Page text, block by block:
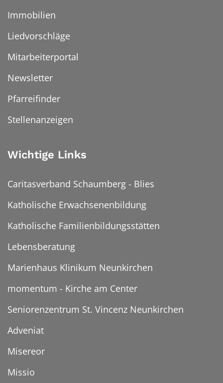
Immobilien
Liedvorschläge
Mitarbeiterportal
Newsletter
Pfarreifinder
Stellenanzeigen
Wichtige Links
Caritasverband Schaumberg - Blies
Katholische Erwachsenenbildung
Katholische Familienbildungsstätten
Lebensberatung
Marienhaus Klinikum Neunkirchen
momentum - Kirche am Center
Seniorenzentrum St. Vincenz Neunkirchen
Adveniat
Misereor
Missio